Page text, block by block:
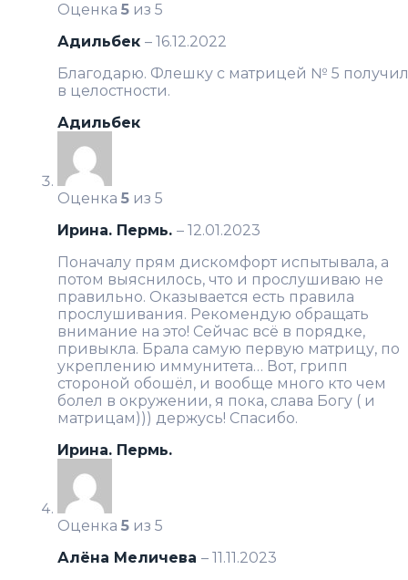
Оценка 5 из 5
Адильбек – 16.12.2022
Благодарю. Флешку c матрицей № 5 получил
в целостности.
Адильбек
Оценка 5 из 5
Ирина. Пермь. – 12.01.2023
Поначалу прям дискомфорт испытывала, а
потом выяснилось, что и прослушиваю не
правильно. Оказывается есть правила
прослушивания. Рекомендую обращать
внимание на это! Сейчас всё в порядке,
привыкла. Брала самую первую матрицу, по
укреплению иммунитета… Вот, грипп
стороной обошёл, и вообще много кто чем
болел в окружении, я пока, слава Богу ( и
матрицам))) держусь! Спасибо.
Ирина. Пермь.
Оценка 5 из 5
Алёна Меличева – 11.11.2023